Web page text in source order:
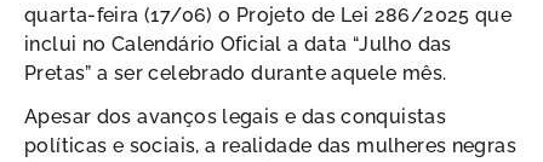
quarta-feira (17/06) o Projeto de Lei 286/2025 que
inclui no Calendário Oficial a data “Julho das
Pretas” a ser celebrado durante aquele mês.
Apesar dos avanços legais e das conquistas
políticas e sociais, a realidade das mulheres negras